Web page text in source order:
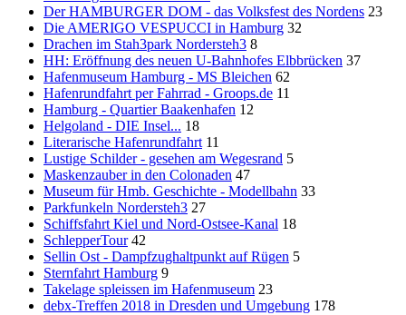
Der HAMBURGER DOM - das Volksfest des Nordens 23
Die AMERIGO VESPUCCI in Hamburg 32
Drachen im Stah3park Nordersteh3 8
HH: Eröffnung des neuen U-Bahnhofes Elbbrücken 37
Hafenmuseum Hamburg - MS Bleichen 62
Hafenrundfahrt per Fahrrad - Groops.de 11
Hamburg - Quartier Baakenhafen 12
Helgoland - DIE Insel... 18
Literarische Hafenrundfahrt 11
Lustige Schilder - gesehen am Wegesrand 5
Maskenzauber in den Colonaden 47
Museum für Hmb. Geschichte - Modellbahn 33
Parkfunkeln Nordersteh3 27
Schiffsfahrt Kiel und Nord-Ostsee-Kanal 18
SchlepperTour 42
Sellin Ost - Dampfzughaltpunkt auf Rügen 5
Sternfahrt Hamburg 9
Takelage spleissen im Hafenmuseum 23
debx-Treffen 2018 in Dresden und Umgebung 178